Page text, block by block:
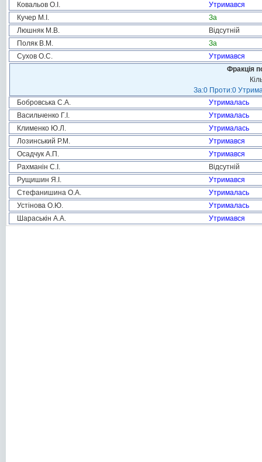
Ковальов О.І.
Утримався
Кучер М.І.
За
Люшняк М.В.
Відсутній
Поляк В.М.
За
Сухов О.С.
Утримався
Фракція
За:0 Проти:0
Бобровська С.А.
Утрималась
Васильченко Г.І.
Утрималась
Клименко Ю.Л.
Утрималась
Лозинський Р.М.
Утримався
Осадчук А.П.
Утримався
Рахманін С.І.
Відсутній
Рущишин Я.І.
Утримався
Стефанишина О.А.
Утрималась
Устінова О.Ю.
Утрималась
Шараськін А.А.
Утримався